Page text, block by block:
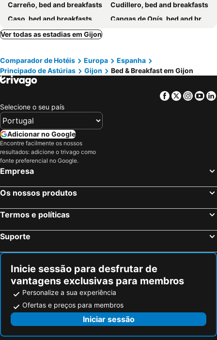
Carreño, bed and breakfasts
Cudillero, bed and breakfasts
Caso, bed and breakfasts
Cangas de Onís, bed and breakfasts
Ribadesella, bed and breakfasts
Ver todas as estadias em Gijon
Comparador de Hotéis Europa
Espanha
Principado de Astúrias
Gijon Bed & Breakfast em Gijon
Facebook
Twitter
Selecione o seu país
Adicionar no Google
Encontre facilmente os nossos
resultados: adicione o trivago como
fonte preferencial no Google.
Empresa
Os nossos produtos
Termos e políticas
Suporte
Inicie sessão para desfrutar de
vantagens exclusivas para membros
Personalize a sua experiência
Ofertas e preços para membros
Iniciar sessão